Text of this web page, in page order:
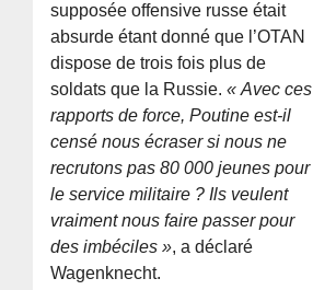
supposée offensive russe était
absurde étant donné que l’OTAN
dispose de trois fois plus de
soldats que la Russie.« Avec ces
rapports de force, Poutine est-il
censé nous écraser si nous ne
recrutons pas 80 000 jeunes pour
le service militaire ? Ils veulent
vraiment nous faire passer pour
des imbéciles », a déclaré
Wagenknecht.